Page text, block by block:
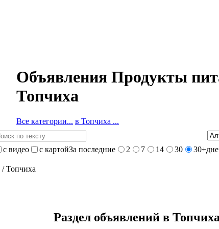
Объявления Продукты
Топчиха
Все категории... в Топчиха ...
с видео с картойЗа последние 2 7 14 30 30+
/ Топчиха
Раздел объявлений в Топчиха